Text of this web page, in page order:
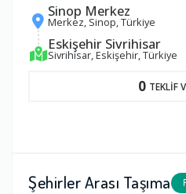
Sinop Merkez
Merkez, Sinop, Türkiye
Eskişehir Sivrihisar
Sivrihisar, Eskişehir, Türkiye
0 TEKLİF
Şehirler Arası Taşıma